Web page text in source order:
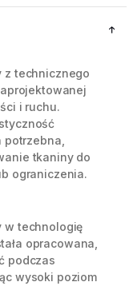
z technicznego
i ruchu.
potrzebna,
tkaniny do
ograniczenia.
w technologię
opracowana,
podczas
wysoki poziom